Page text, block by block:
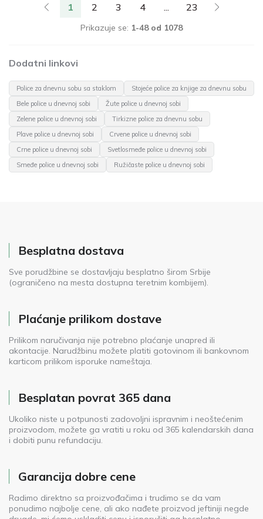
Prikazuje se: 1-48 od 1078
1 2 3 4 ... 23
Dodatni linkovi
Police za dnevnu sobu sa staklom
Stojeće police za knjige za dnevnu sobu
Bele police u dnevnoj sobi
Žute police u dnevnoj sobi
Zelene police u dnevnoj sobi
Tirkizne police za dnevnu sobu
Plave police u dnevnoj sobi
Crvene police u dnevnoj sobi
Crne police u dnevnoj sobi
Svetlosmeđe police u dnevnoj sobi
Smeđe police u dnevnoj sobi
Ružičaste police u dnevnoj sobi
Besplatna dostava
Sve porudžbine se dostavljaju besplatno širom Srbije
(ograničeno na mesta dostupna teretnim kombijem).
Plaćanje prilikom dostave
Prilikom naručivanja nije potrebno plaćanje unapred ili
akontacije. Narudžbinu možete platiti gotovinom ili bankovnom
karticom prilikom isporuke nameštaja.
Besplatan povrat 365 dana
Ukoliko niste u potpunosti zadovoljni ispravnim i neoštećenim
proizvodom, možete ga vratiti u roku od 365 kalendarskih dana
i dobiti punu refundaciju.
Garancija dobre cene
Radimo direktno sa proizvođačima i trudimo se da vam
ponudimo najbolje cene, ali ako nađete proizvod jeftiniji negde